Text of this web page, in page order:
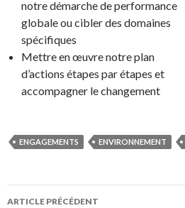
notre démarche de performance
globale ou cibler des domaines
spécifiques
Mettre en œuvre notre plan
d’actions étapes par étapes et
accompagner le changement
ENGAGEMENTS ENVIRONNEMENT
Navigation
ARTICLE PRÉCÉDENT